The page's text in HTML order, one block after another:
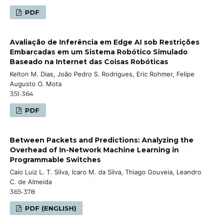
PDF
Avaliação de Inferência em Edge AI sob Restrições
Embarcadas em um Sistema Robótico Simulado
Baseado na Internet das Coisas Robóticas
Kelton M. Dias, João Pedro S. Rodrigues, Eric Rohmer, Felipe
Augusto O. Mota
351-364
PDF
Between Packets and Predictions: Analyzing the
Overhead of In-Network Machine Learning in
Programmable Switches
Caio Luiz L. T. Silva, Icaro M. da Silva, Thiago Gouveia, Leandro
C. de Almeida
365-378
PDF (ENGLISH)